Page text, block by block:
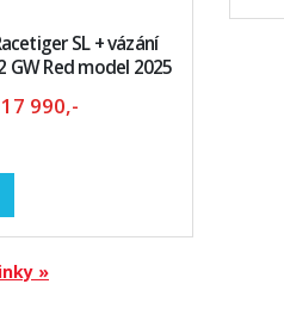
SL + vázání
GW Red model 2025
17 990,-
»